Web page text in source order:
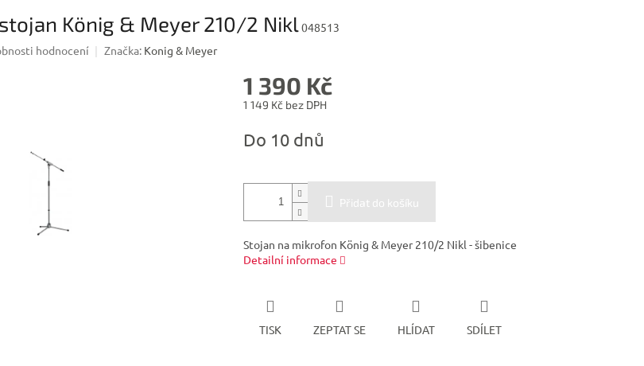
König & Meyer 210/2 Nikl048513
hodnocení Značka: Konig & Meyer
1 390 Kč
1 149 Kč bez DPH
cena:
Do 10 dnů
Přidat do košíku
Stojan na mikrofon König & Meyer 210/2 Nikl - šibenice
Detailní informace
TISK ZEPTAT SE HLÍDAT SDÍLET